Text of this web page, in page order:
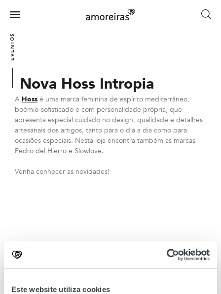
Este website utiliza cookies
mainMenu
EVENTOS
Nova Hoss Intropia
A Hoss é uma marca feminina de espírito mediterrâneo,
boémio-sofisticado e com personalidade própria, que
apresenta especial cuidado no design, qualidade e detalhes
artesanais dos artigos, tanto para o dia a dia como para
ocasiões especiais. Nesta loja encontra também as marcas
Pedro del Hierro e Slowlove.
Venha conhecer as novidades!